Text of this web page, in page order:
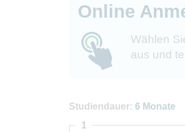
Online
Wählen
aus und
Studiendauer: 6 Monate
1